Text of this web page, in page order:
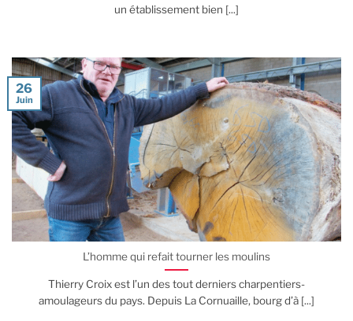
un établissement bien [...]
L’homme qui refait tourner les moulins
Thierry Croix est l’un des tout derniers charpentiers-
amoulageurs du pays. Depuis La Cornuaille, bourg d’à [...]
26
Juin